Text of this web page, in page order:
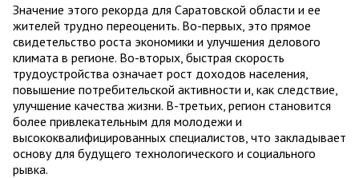
Значение этого рекорда для Саратовской области и ее
жителей трудно переоценить. Во-первых, это прямое
свидетельство роста экономики и улучшения делового
климата в регионе. Во-вторых, быстрая скорость
трудоустройства означает рост доходов населения,
повышение потребительской активности и, как следствие,
улучшение качества жизни. В-третьих, регион становится
более привлекательным для молодежи и
высококвалифицированных специалистов, что закладывает
основу для будущего технологического и социального
рывка.